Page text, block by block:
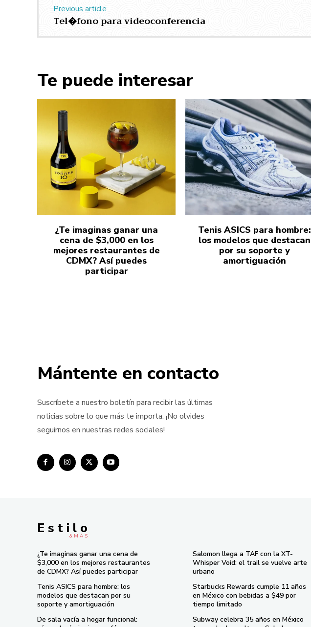
Previous article
Tel�fono para videoconferencia
Te puede interesar
¿Te imaginas ganar una
cena de $3,000 en los
mejores restaurantes de
CDMX? Así puedes
participar
Tenis ASICS para hombre:
los modelos que destacan
por su soporte y
amortiguación
Mántente en contacto
Suscríbete a nuestro boletín para recibir las últimas
noticias sobre lo que más te importa. ¡No olvides
seguirnos en nuestras redes sociales!
E s t i l o
& M À S
¿Te imaginas ganar una cena de
$3,000 en los mejores restaurantes
de CDMX? Así puedes participar
Tenis ASICS para hombre: los
modelos que destacan por su
soporte y amortiguación
De sala vacía a hogar funcional:
Salomon llega a TAF con la XT-
Whisper Void: el trail se vuelve arte
urbano
Starbucks Rewards cumple 11 años
en México con bebidas a $49 por
tiempo limitado
Subway celebra 35 años en México